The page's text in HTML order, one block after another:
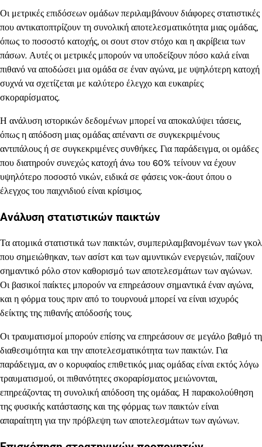
Οι μετρικές επιδόσεων ομάδων περιλαμβάνουν διάφορες στατιστικές
που αντικατοπτρίζουν τη συνολική αποτελεσματικότητα μιας ομάδας,
όπως το ποσοστό κατοχής, οι σουτ στον στόχο και η ακρίβεια των
πάσων. Αυτές οι μετρικές μπορούν να υποδείξουν πόσο καλά είναι
πιθανό να αποδώσει μια ομάδα σε έναν αγώνα, με υψηλότερη κατοχή
συχνά να σχετίζεται με καλύτερο έλεγχο και ευκαιρίες
σκοραρίσματος.
Η ανάλυση ιστορικών δεδομένων μπορεί να αποκαλύψει τάσεις,
όπως η απόδοση μιας ομάδας απέναντι σε συγκεκριμένους
αντιπάλους ή σε συγκεκριμένες συνθήκες. Για παράδειγμα, οι ομάδες
που διατηρούν συνεχώς κατοχή άνω του 60% τείνουν να έχουν
υψηλότερο ποσοστό νικών, ειδικά σε φάσεις νοκ-άουτ όπου ο
έλεγχος του παιχνιδιού είναι κρίσιμος.
Ανάλυση στατιστικών παικτών
Τα ατομικά στατιστικά των παικτών, συμπεριλαμβανομένων των γκολ
που σημειώθηκαν, των ασίστ και των αμυντικών ενεργειών, παίζουν
σημαντικό ρόλο στον καθορισμό των αποτελεσμάτων των αγώνων.
Οι βασικοί παίκτες μπορούν να επηρεάσουν σημαντικά έναν αγώνα,
και η φόρμα τους πριν από το τουρνουά μπορεί να είναι ισχυρός
δείκτης της πιθανής απόδοσής τους.
Οι τραυματισμοί μπορούν επίσης να επηρεάσουν σε μεγάλο βαθμό τη
διαθεσιμότητα και την αποτελεσματικότητα των παικτών. Για
παράδειγμα, αν ο κορυφαίος επιθετικός μιας ομάδας είναι εκτός λόγω
τραυματισμού, οι πιθανότητες σκοραρίσματος μειώνονται,
επηρεάζοντας τη συνολική απόδοση της ομάδας. Η παρακολούθηση
της φυσικής κατάστασης και της φόρμας των παικτών είναι
απαραίτητη για την πρόβλεψη των αποτελεσμάτων των αγώνων.